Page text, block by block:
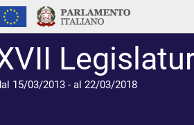
15/03/2013 - al 22/03/2018